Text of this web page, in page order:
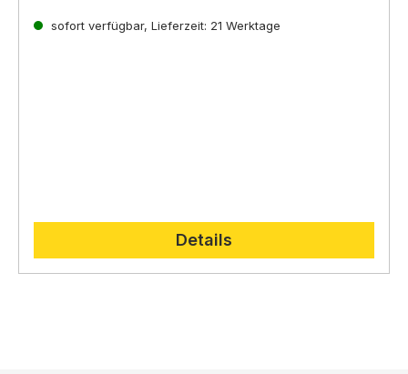
handgeschnitzten Krippenfiguren aus Holz erhalten Sie
sofort verfügbar, Lieferzeit: 21 Werktage
Details